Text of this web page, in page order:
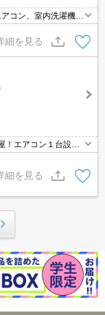
コン、室内洗濯機置
お問い合わせくださ
細を見る
エアコン１台設置
！スーパー「キョー
細を見る